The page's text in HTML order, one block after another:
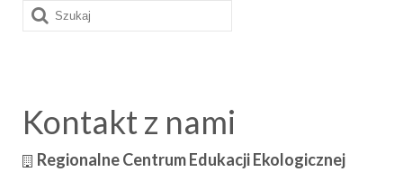
Szuklaj
w:
Kontakt z nami
Regionalne Centrum Edukacji Ekologicznej